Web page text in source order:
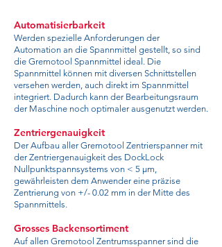
Automatisierbarkeit
Werden spezielle Anforderungen der
Automation an die Spannmittel gestellt, so sind
die Gremotool Spannmittel ideal. Die
Spannmittel können mit diversen Schnittstellen
versehen werden, auch direkt im Spannmittel
integriert. Dadurch kann der Bearbeitungsraum
der Maschine noch optimaler ausgenutzt werden.
Zentriergenauigkeit
Der Aufbau aller Gremotool Zentrierspanner mit
der Zentriergenauigkeit des DockLock
Nullpunktspannsystems von < 5 µm,
gewährleisten dem Anwender eine präzise
Zentrierung von +/- 0.02 mm in der Mitte des
Spannmittels.
Grosses Backensortiment
Auf allen Gremotool Zentrumsspanner sind die